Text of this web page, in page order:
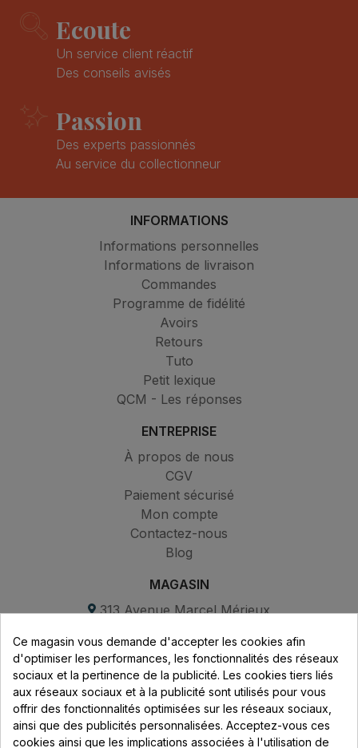
Ecoute
Un service client réactif
Des conseils avisés
Passion
Des experts passionnés
Au service du collectionneur
INFORMATIONS
Informations personnelles
Informations de livraison
Commandes
Programme de fidélité
Avoirs
Retours
Tuto
Petit lexique
QCM - Les réponses
ENTREPRISE
À propos de nous
CGV
Paiement sécurisé
Mon compte
Contactez-nous
Blog
MAGASIN
313 Avenue Marcel Mérieux
69530 Brignais
Lundi au vendredi :
8h - 16h
uniquement sur Rendez-vous
Ce magasin vous demande d'accepter les cookies afin
d'optimiser les performances, les fonctionnalités des réseaux
sociaux et la pertinence de la publicité. Les cookies tiers liés
aux réseaux sociaux et à la publicité sont utilisés pour vous
offrir des fonctionnalités optimisées sur les réseaux sociaux,
ainsi que des publicités personnalisées. Acceptez-vous ces
cookies ainsi que les implications associées à l'utilisation de